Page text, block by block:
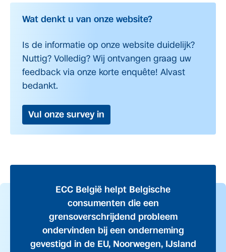
Wat denkt u van onze website?
Is de informatie op onze website duidelijk?
Nuttig? Volledig? Wij ontvangen graag uw
feedback via onze korte enquête! Alvast
bedankt.
Vul onze survey in
ECC België helpt Belgische
consumenten die een
grensoverschrijdend probleem
ondervinden bij een onderneming
gevestigd in de EU, Noorwegen, IJsland